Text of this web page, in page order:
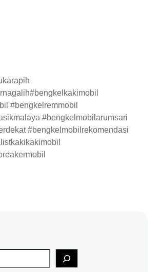
#bengkelremmobil
#bengkelmobilarumsari
#bengkelmobilrekomendasi